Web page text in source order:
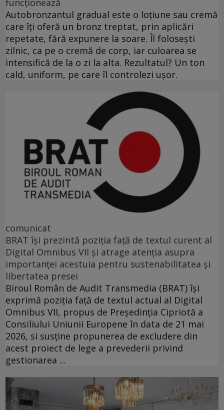
funcționează
Autobronzantul gradual este o loțiune sau cremă
care îți oferă un bronz treptat, prin aplicări
repetate, fără expunere la soare. Îl folosești
zilnic, ca pe o cremă de corp, iar culoarea se
intensifică de la o zi la alta. Rezultatul? Un ton
cald, uniform, pe care îl controlezi ușor.
comunicat
BRAT își prezintă poziția față de textul curent al
Digital Omnibus VII și atrage atenția asupra
importanței acestuia pentru sustenabilitatea și
libertatea presei
Biroul Român de Audit Transmedia (BRAT) își
exprimă poziția față de textul actual al Digital
Omnibus VII, propus de Președinția Cipriotă a
Consiliului Uniunii Europene în data de 21 mai
2026, si susține propunerea de excludere din
acest proiect de lege a prevederii privind
gestionarea ...